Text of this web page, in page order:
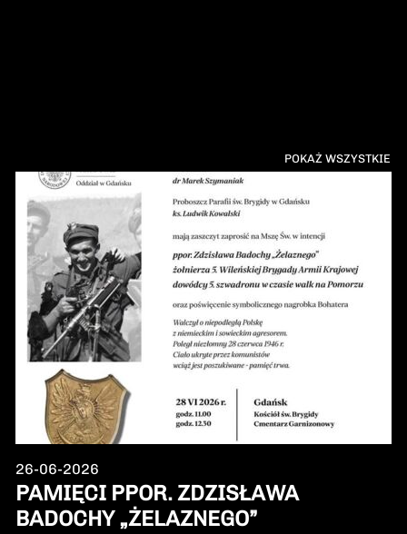
POKAŻ WSZYSTKIE
26-06-2026
PAMIĘCI PPOR. ZDZISŁAWA
BADOCHY „ŻELAZNEGO”